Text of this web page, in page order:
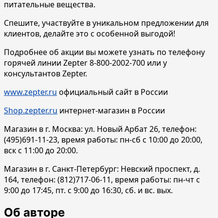
питательные вещества.
Спешите, участвуйте в уникальном предложении для
клиентов, делайте это с особенной выгодой!
Подробнее об акции вы можете узнать по телефону
горячей линии Zepter 8-800-2002-700 или у
консультантов Zepter.
www.zepter.ru официальный сайт в России
Shop.zepter.ru интернет-магазин в России
Магазин в г. Москва: ул. Новый Арбат 26, телефон:
(495)691-11-23, время работы: пн-сб с 10:00 до 20:00,
вск с 11:00 до 20:00.
Магазин в г. Санкт-Петербург: Невский проспект, д.
164, телефон: (812)717-06-11, время работы: пн-чт с
9:00 до 17:45, пт. с 9:00 до 16:30, сб. и вс. вых.
Об авторе